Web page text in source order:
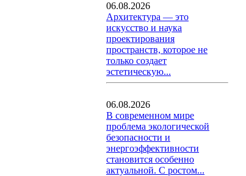
06.08.2026
Архитектура — это
искусство и наука
проектирования
пространств, которое не
только создает
эстетическую...
06.08.2026
В современном мире
проблема экологической
безопасности и
энергоэффективности
становится особенно
актуальной. С ростом...